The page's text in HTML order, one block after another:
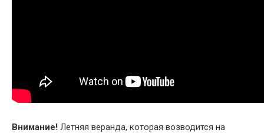
Внимание! Летняя веранда, которая возводится на